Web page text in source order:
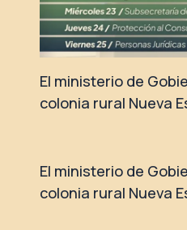
El ministerio de
colonia rural Nueva
El ministerio de
colonia rural Nueva